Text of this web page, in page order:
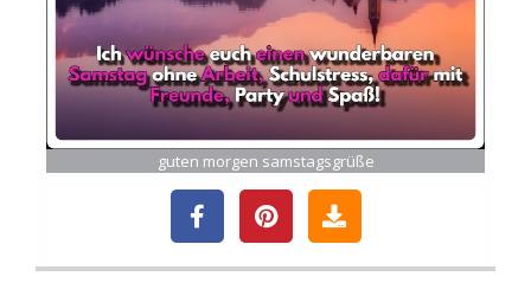
guten morgen samstagsgrüße